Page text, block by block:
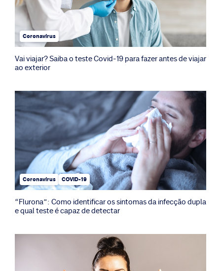
Coronavírus
Vai viajar? Saiba o teste Covid-19 para fazer antes de viajar
ao exterior
Coronavírus COVID-19
“Flurona”: Como identificar os sintomas da infecção dupla
e qual teste é capaz de detectar